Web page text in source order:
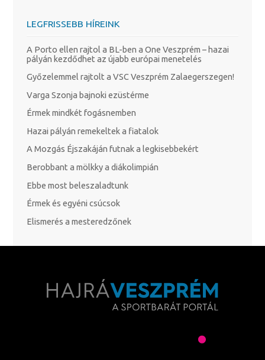
LEGFRISSEBB HÍREINK
A Porto ellen rajtol a BL-ben a One Veszprém – hazai
pályán kezdődhet az újabb európai menetelés
Győzelemmel rajtolt a VSC Veszprém Zalaegerszegen!
Varga Szonja bajnoki ezüstérme
Érmek mindkét fogásnemben
Hazai pályán remekeltek a fiatalok
A Mozgás Éjszakáján futnak a legkisebbekért
Berobbant a mölkky a diákolimpián
Ebbe most beleszaladtunk
Érmek és egyéni csúcsok
Elismerés a mesteredzőnek